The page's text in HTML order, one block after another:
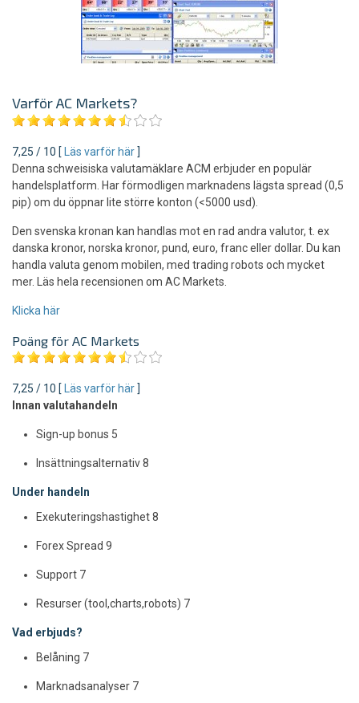
Varför AC Markets?
7,25 / 10 [ Läs varför här ]
Denna schweisiska valutamäklare ACM erbjuder en populär
handelsplatform. Har förmodligen marknadens lägsta spread (0,5
pip) om du öppnar lite större konton (<5000 usd).
Den svenska kronan kan handlas mot en rad andra valutor, t. ex
danska kronor, norska kronor, pund, euro, franc eller dollar. Du kan
handla valuta genom mobilen, med trading robots och mycket
mer. Läs hela recensionen om AC Markets.
Klicka här
Poäng för AC Markets
7,25 / 10 [ Läs varför här ]
Innan valutahandeln
Sign-up bonus 5
Insättningsalternativ8
Under handeln
Exekuteringshastighet8
Forex Spread 9
Support 7
Resurser (tool,charts,robots) 7
Vad erbjuds?
Belåning 7
Marknadsanalyser 7